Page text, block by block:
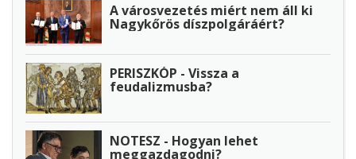
A városvezetés miért nem áll ki
Nagykőrös díszpolgáráért?
PERISZKÓP - Vissza a
feudalizmusba?
NOTESZ - Hogyan lehet
meggazdagodni?